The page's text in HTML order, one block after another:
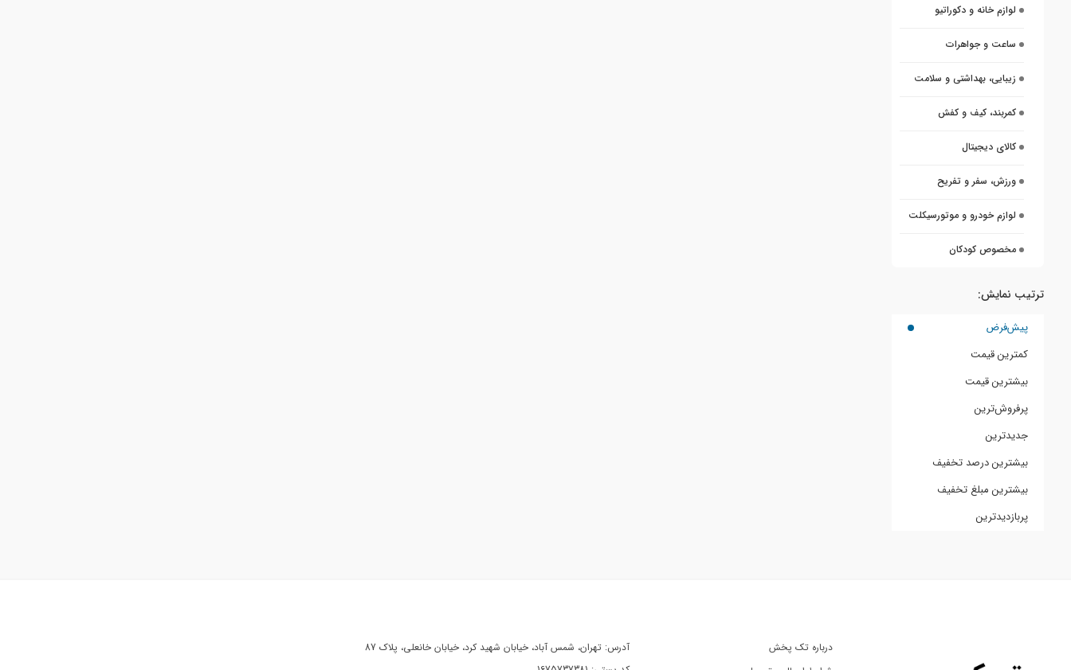
لوازم خانه و دکوراتیو
ساعت و جواهرات
زیبایی، بهداشتی و سلامت
کمربند، کیف و کفش
کالای دیجیتال
ورزش، سفر و تفریح
لوازم خودرو و موتورسیکلت
مخصوص کودکان
ترتیب نمایش:
پیش‌فرض
کمترین قیمت
بیشترین قیمت
پرفروش‌ترین
جدیدترین
بیشترین درصد تخفیف
بیشترین مبلغ تخفیف
پربازدیدترین
درباره تک پخش
آدرس: تهران، شمس آباد، خیابان شهید کرد، خیابان خانعلی، پلاک 87